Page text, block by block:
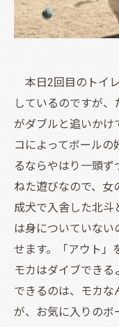
本日2回目のトイ
しているのですが
がダブルと追いかけ
コによってボールの
るならやはり一頭
ねた遊びなので、女
成犬で入舎した北斗
は身についていない
せます。「アウト」
モカはダイブできる
できるのは、モカな
が、お気に入りのボ